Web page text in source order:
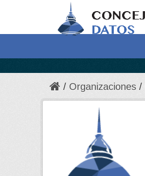
Organizaciones